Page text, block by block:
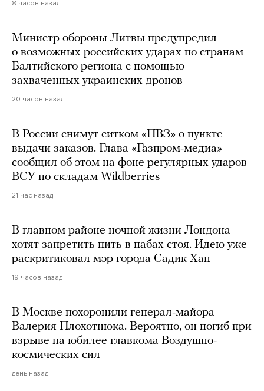
8 часов назад
Министр обороны Литвы предупредил
о возможных российских ударах по странам
Балтийского региона с помощью
захваченных украинских дронов
20 часов назад
В России снимут ситком «ПВЗ» о пункте
выдачи заказов. Глава «Газпром-медиа»
сообщил об этом на фоне регулярных ударов
ВСУ по складам Wildberries
21 час назад
В главном районе ночной жизни Лондона
хотят запретить пить в пабах стоя. Идею уже
раскритиковал мэр города Садик Хан
19 часов назад
В Москве похоронили генерал-майора
Валерия Плохотнюка. Вероятно, он погиб при
взрыве на юбилее главкома Воздушно-
космических сил
день назад